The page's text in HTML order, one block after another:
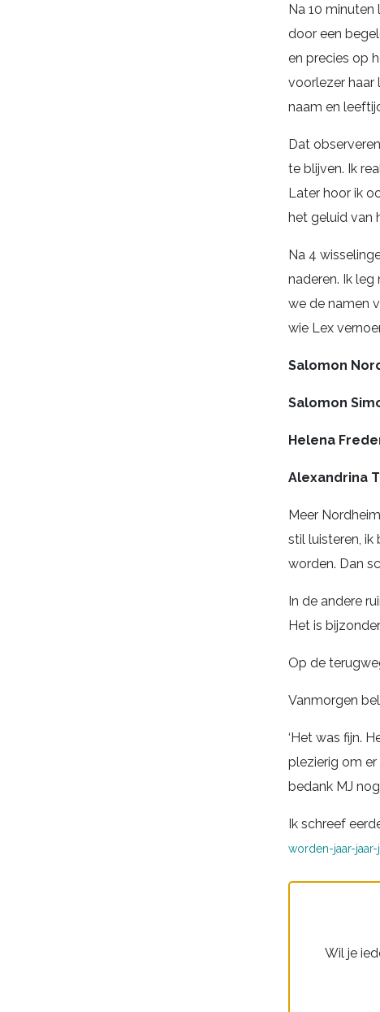
Na 10
door een
en precies op
voorlezer haar
naam en
Dat
te blijven. Ik
Later hoor ik
het geluid van
Na 4
naderen. Ik
we de namen
wie Lex
Salomon
Salomon
Helena
Alexandrina
Meer
stil luisteren,
worden. Dan
In de andere
Het is
Op de
Vanmorgen
‘Het was fijn.
plezierig om er
bedank MJ
Ik schreef
worden-jaar-
Wil je